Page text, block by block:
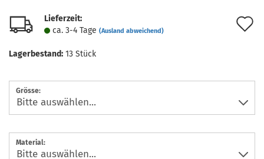
Lieferzeit:
ca. 3-4 Tage (Ausland abweichend)
Lagerbestand: 13 Stück
Grösse:
Material: